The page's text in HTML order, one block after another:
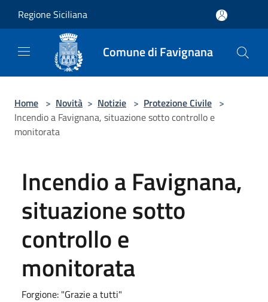
Regione Siciliana
Comune di Favignana
Home > Novità > Notizie > Protezione Civile >
Incendio a Favignana, situazione sotto controllo e
monitorata
Incendio a Favignana,
situazione sotto
controllo e
monitorata
Forgione: "Grazie a tutti"